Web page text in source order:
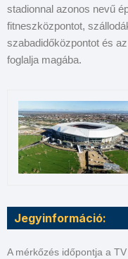
stadionnal azonos nevű
fitneszközpontot,
szabadidőközpontot és
foglalja magába.
Jegyinformáció:
A mérkőzés időpontja a